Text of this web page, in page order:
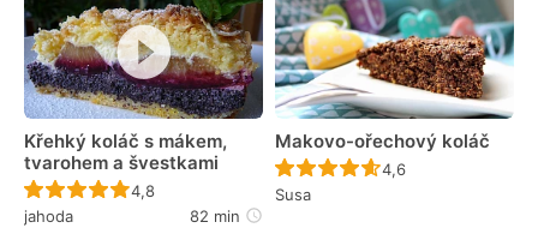
Křehký koláč s mákem,
tvarohem a švestkami
Recept ještě nebyl hodnocen
4,8
jahoda
82 min
Makovo-ořechový koláč
Recept ještě nebyl
4,6
Susa